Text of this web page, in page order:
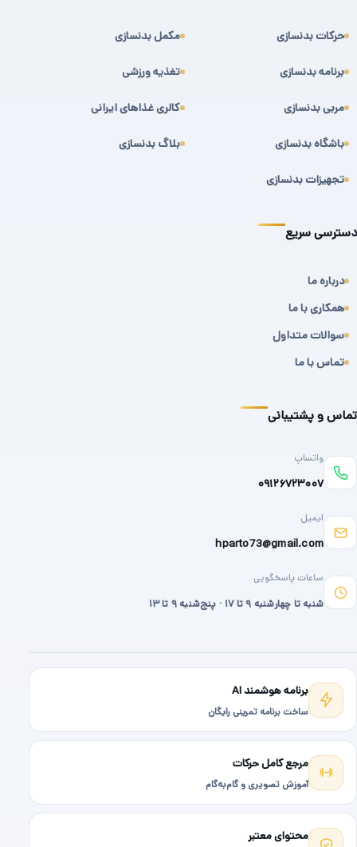
حرکات بدنسازی
برنامه بدنسازی
مربی بدنسازی
باشگاه بدنسازی
تجهیزات بدنسازی
مکمل بدنسازی
تغذیه ورزشی
کالری غذاهای ایرانی
بلاگ بدنسازی
دسترسی سریع
درباره ما
همکاری با ما
سوالات متداول
تماس با ما
تماس و پشتیبانی
واتساپ
۰۹۱۲۶۷۲۳۰۰۷
ایمیل
hparto73@gmail.com
ساعات پاسخگویی
شنبه تا چهارشنبه ۹ تا ۱۷ · پنج‌شنبه ۹ تا ۱۳
برنامه هوشمند AI
ساخت برنامه تمرینی رایگان
مرجع کامل حرکات
آموزش تصویری و گام‌به‌گام
محتوای معتبر